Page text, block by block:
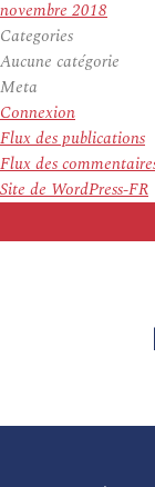
novembre 2018
Categories
Aucune catégorie
Meta
Connexion
Flux des publications
Flux des
Site de WordPress-FR